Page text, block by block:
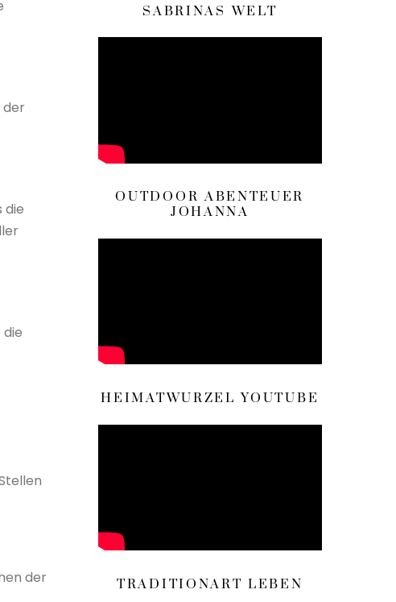
der
die
der
SABRINAS WELT
OUTDOOR ABENTEUER
JOHANNA
HEIMATWURZEL YOUTUBE
TRADITIONART LEBEN